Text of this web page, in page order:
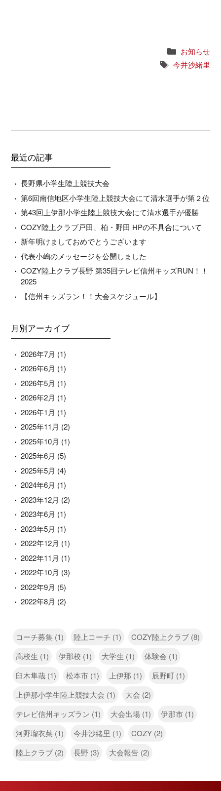
Categories
お知らせ
Tags
今井沙緒里
最近の記事
長野県小学生陸上競技大会
第6回南信地区小学生陸上競技大会にて清水選手が第２位
第43回上伊那小学生陸上競技大会にて清水選手が優勝
COZY陸上クラブ戸田、柏・野田 HPの不具合について
新年明けましておめでとうございます
代表小嶋のメッセージを公開しました
COZY陸上クラブ長野 第35回テレビ信州キッズRUN！！
2025
【信州キッズラン！！大会スケジュール】
月別アーカイブ
2026年7月 (1)
2026年6月 (1)
2026年5月 (1)
2026年2月 (1)
2026年1月 (1)
2025年11月 (2)
2025年10月 (1)
2025年6月 (5)
2025年5月 (4)
2024年6月 (1)
2023年12月 (2)
2023年6月 (1)
2023年5月 (1)
2022年12月 (1)
2022年11月 (1)
2022年10月 (3)
2022年9月 (5)
2022年8月 (2)
コーチ募集 (1) 陸上コーチ (1)
COZY陸上クラブ (8)
高校生 (1)
伊那校 (1) 大学生 (1)
体験会 (1)
臼木隼哉 (1)
松本市 (1) 上伊那 (1)
辰野町 (1)
上伊那小学生陸上競技大会 (1)
大会 (2)
テレビ信州キッズラン (1)
大会出場 (1)
伊那市 (1)
河野瑠衣菜 (1)
今井沙緒里 (1)
COZY (2)
陸上クラブ (2)
長野 (3) 大会報告 (2)